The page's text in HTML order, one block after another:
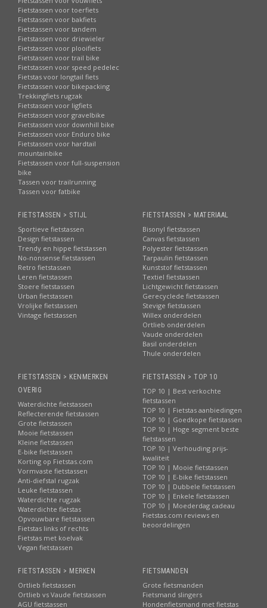
Fietstassen voor toerfiets
Fietstassen voor bakfiets
Fietstassen voor tandem
Fietstassen voor driewieler
Fietstassen voor plooifiets
Fietstassen voor trail bike
Fietstassen voor speed pedelec
Fietstas voor longtail fiets
Fietstassen voor bikepacking
Trekkingfiets rugzak
Fietstassen voor ligfiets
Fietstassen voor gravelbike
Fietstassen voor downhill bike
Fietstassen voor Enduro bike
Fietstassen voor hardtail
mountainbike
Fietstassen voor full-suspension
bike
Tassen voor trailrunning
Tassen voor fatbike
FIETSTASSEN > STIJL
Sportieve fietstassen
Design fietstassen
Trendy en hippe fietstassen
No-nonsense fietstassen
Retro fietstassen
Leren fietstassen
Stoere fietstassen
Urban fietstassen
Vrolijke fietstassen
Vintage fietstassen
FIETSTASSEN > MATERIAAL
Bisonyl fietstassen
Canvas fietstassen
Polyester fietstassen
Tarpaulin fietstassen
Kunststof fietstassen
Textiel fietstassen
Lichtgewicht fietstassen
Gerecyclede fietstassen
Stevige fietstassen
Willex onderdelen
Ortlieb onderdelen
Vaude onderdelen
Basil onderdelen
Thule onderdelen
FIETSTASSEN > KENMERKEN
OVERIG
Waterdichte fietstassen
Reflecterende fietstassen
Grote fietstassen
Mooie fietstassen
Kleine fietstassen
E-bike fietstassen
Korting op Fietstas.com
Vormvaste fietstassen
Anti-diefstal rugzak
Leuke fietstassen
Waterdichte rugzak
Waterdichte fietstas
Opvouwbare fietstassen
Fietstas links of rechts
Fietstas met koelvak
Vegan fietstassen
FIETSTASSEN > TOP 10
TOP 10 | Best verkochte
fietstassen
TOP 10 | Fietstas aanbiedingen
TOP 10 | Goedkope fietstassen
TOP 10 | Hoge segment beste
fietstassen
TOP 10 | Verhouding prijs-
kwaliteit
TOP 10 | Mooie fietstassen
TOP 10 | E-bike fietstassen
TOP 10 | Dubbele fietstassen
TOP 10 | Enkele fietstassen
TOP 10 | Moederdag cadeau
Fietstas.com reviews en
beoordelingen
FIETSTASSEN > MERKEN
Ortlieb fietstassen
Ortlieb vs Vaude fietstassen
AGU fietstassen
FIETSMANDEN
Grote fietsmanden
Fietsmand slingers
Hondenfietsmand met fietstas